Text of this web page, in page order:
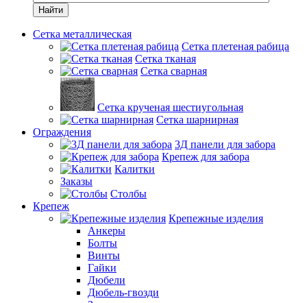
Найти
Сетка металлическая
Сетка плетеная рабица
Сетка тканая
Сетка сварная
Сетка крученая шестиугольная
Сетка шарнирная
Ограждения
3Д панели для забора
Крепеж для забора
Калитки
Заказы
Столбы
Крепеж
Крепежные изделия
Анкеры
Болты
Винты
Гайки
Дюбели
Дюбель-гвозди